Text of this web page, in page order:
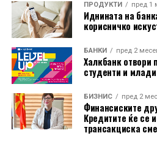
Во пакетот е вклучена и
преку Халк Осигурување.
Дополнително, корисниците
ПРОДУКТИ пред 1
Иднината на
корисничко
БАНКИ пред 2
Халкбанк отвори
студенти и млади
БИЗНИС пред 2
Финансиските
Кредитите ќе се
трансакциска